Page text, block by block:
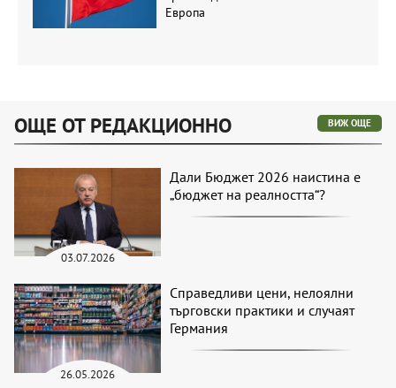
Европа
ОЩЕ ОТ РЕДАКЦИОННО ВИЖ ОЩЕ
03.07.2026
Дали Бюджет 2026 наистина е
„бюджет на реалността“?
26.05.2026
Справедливи цени, нелоялни
търговски практики и случаят
Германия